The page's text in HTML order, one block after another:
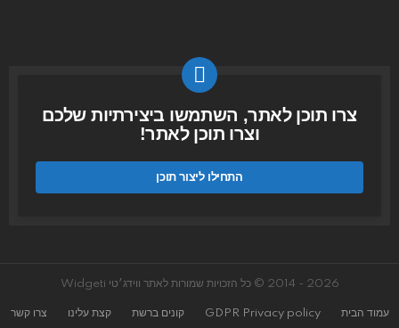
צרו תוכן לאתר, השתמשו ביצירתיות שלכם
וצרו תוכן לאתר!
התחילו ליצור תוכן
2026 - 2014 © כל הזכויות שמורות לאתר ווידג׳טי Widgeti
עמוד הבית GDPR Privacy policy קונים ברשת קצת עלינו צרו קשר